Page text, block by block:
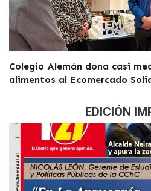
Colegio Alemán dona casi
alimentos al Ecomercado
EDICIÓN